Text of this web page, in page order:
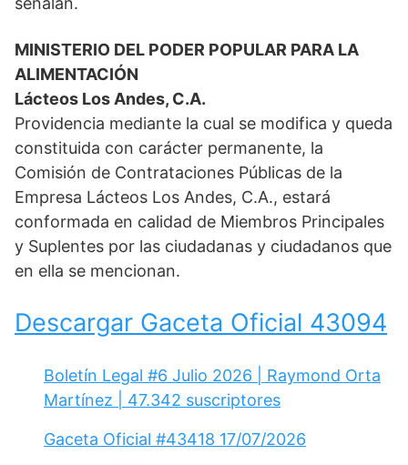
MINISTERIO DEL PODER POPULAR PARA LA
ALIMENTACIÓN
Lácteos Los Andes, C.A.
Providencia mediante la cual se modifica y queda
constituida con carácter permanente, la
Comisión de Contrataciones Públicas de la
Empresa Lácteos Los Andes, C.A., estará
conformada en calidad de Miembros Principales
y Suplentes por las ciudadanas y ciudadanos que
en ella se mencionan.
Descargar Gaceta Oficial 43094
Boletín Legal #6 Julio 2026 | Raymond Orta
Martínez | 47.342 suscriptores
Gaceta Oficial #43418 17/07/2026